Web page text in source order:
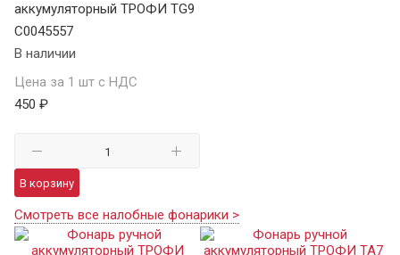
аккумуляторный ТРОФИ TG9
C0045557
В наличии
Цена за 1 шт с НДС
450 ₽
В корзину
Смотреть все налобные фонарики >